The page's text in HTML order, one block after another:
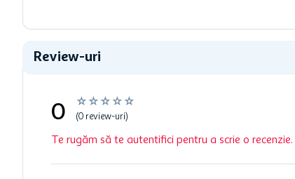
Review-uri
☆ ☆ ☆ ☆ ☆
0 (0 review-uri)
Te rugăm să te autentifici pentru a scrie o recenzie.